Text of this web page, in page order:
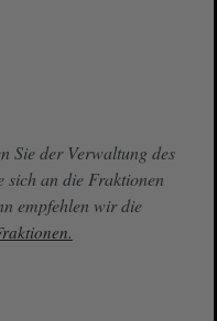
Sie der Verwaltung des
sich an die Fraktionen
empfehlen wir die